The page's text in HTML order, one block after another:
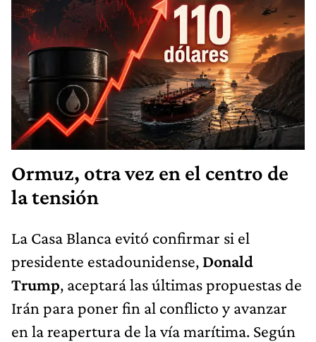
Ormuz, otra vez en el centro de
la tensión
La Casa Blanca evitó confirmar si el
presidente estadounidense, Donald
Trump, aceptará las últimas propuestas de
Irán para poner fin al conflicto y avanzar
en la reapertura de la vía marítima. Según